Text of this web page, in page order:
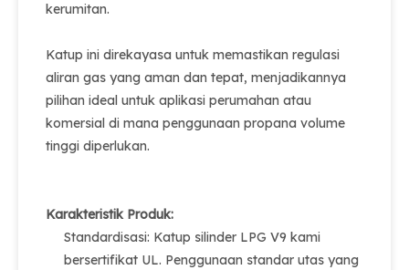
kerumitan.
Katup ini direkayasa untuk memastikan regulasi
aliran gas yang aman dan tepat, menjadikannya
pilihan ideal untuk aplikasi perumahan atau
komersial di mana penggunaan propana volume
tinggi diperlukan.
Karakteristik Produk:
Standardisasi: Katup silinder LPG V9 kami
bersertifikat UL. Penggunaan standar utas yang